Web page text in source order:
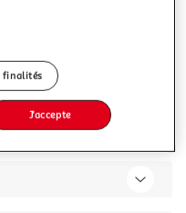
Ajouter à une liste
finalités
J'accepte